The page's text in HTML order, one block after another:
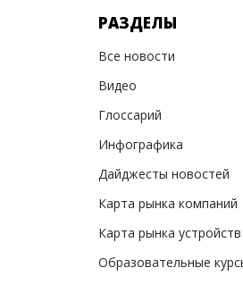
РАЗДЕЛЫ
Все новости
Видео
Глоссарий
Инфографика
Дайджесты новостей
Карта рынка компаний
Карта рынка устройств
Образовательные